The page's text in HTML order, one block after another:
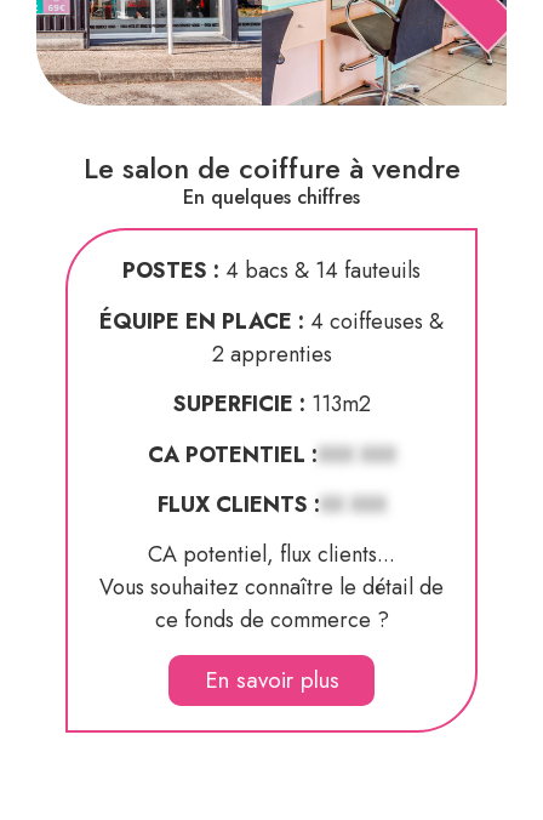
Le salon de coiffure à vendre
En quelques chiffres
POSTES : 4 bacs & 14 fauteuils
ÉQUIPE EN PLACE : 4 coiffeuses &
2 apprenties
SUPERFICIE : 113m2
CA POTENTIEL :XXX XXX
FLUX CLIENTS :XX XXX
CA potentiel, flux clients...
Vous souhaitez connaître le détail de
ce fonds de commerce ?
En savoir plus